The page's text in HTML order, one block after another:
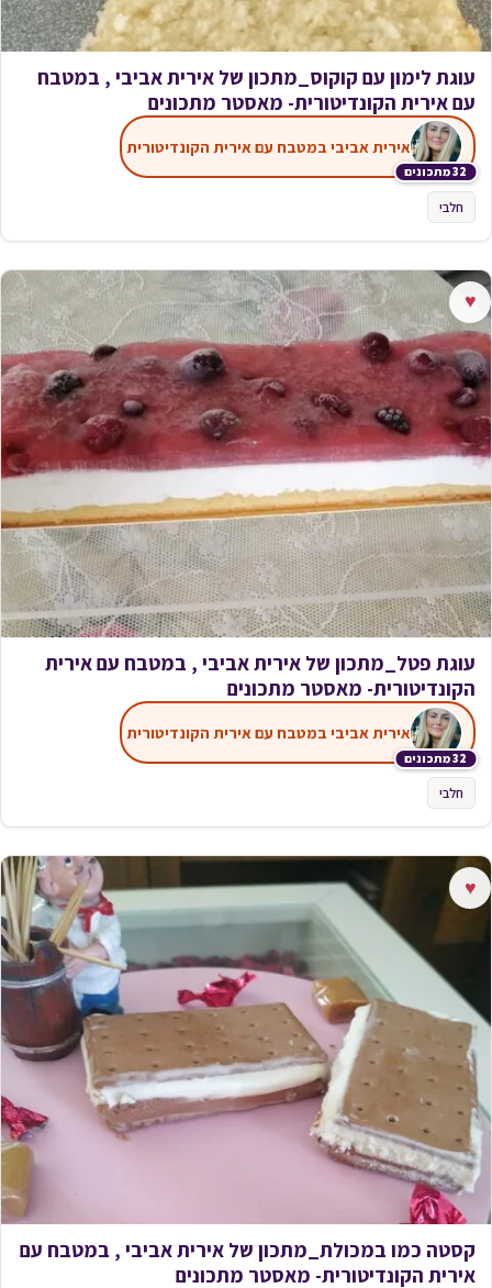
עוגת לימון עם קוקוס_מתכון של אירית אביבי , במטבח
עם אירית הקונדיטורית- מאסטר מתכונים
32 מתכונים
אירית אביבי במטבח עם אירית הקונדיטורית
חלבי
♥
עוגת פטל_מתכון של אירית אביבי , במטבח עם אירית
הקונדיטורית- מאסטר מתכונים
32 מתכונים
אירית אביבי במטבח עם אירית הקונדיטורית
חלבי
♥
קסטה כמו במכולת_מתכון של אירית אביבי , במטבח עם
אירית הקונדיטורית- מאסטר מתכונים